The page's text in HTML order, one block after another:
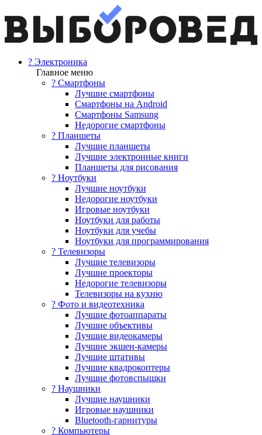
? Электроника
Главное меню
? Смартфоны
Лучшие смартфоны
Смартфоны на Android
Смартфоны Samsung
Недорогие смартфоны
? Планшеты
Лучшие планшеты
Лучшие электронные книги
Планшеты для рисования
? Ноутбуки
Лучшие ноутбуки
Недорогие ноутбуки
Игровые ноутбуки
Ноутбуки для работы
Ноутбуки для учебы
Ноутбуки для программирования
? Телевизоры
Лучшие телевизоры
Лучшие проекторы
Недорогие телевизоры
Телевизоры на кухню
? Фото и видеотехника
Лучшие фотоаппараты
Лучшие объективы
Лучшие видеокамеры
Лучшие экшен-камеры
Лучшие штативы
Лучшие квадрокоптеры
Лучшие фотовспышки
? Наушники
Лучшие наушники
Игровые наушники
Bluetooth-гарнитуры
?️ Компьютеры